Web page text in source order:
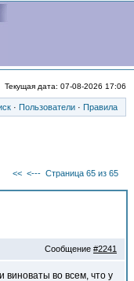
Текущая дата: 07-08-2026 17:06
· Пользователи · Правила
<< <--- Страница 65 из 65
Сообщение #2241
во всем, что у